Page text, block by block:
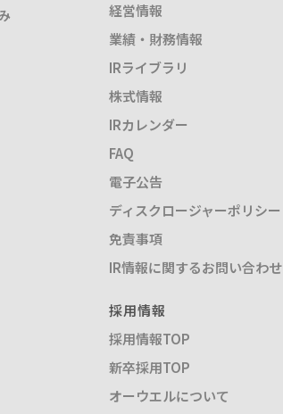
経営情報
業績・財務情報
IRライブラリ
株式情報
IRカレンダー
FAQ
電子公告
ディスクロージャーポリシー
免責事項
IR情報に関するお問い合わせ
採用情報
採用情報TOP
新卒採用TOP
オーウエルについて